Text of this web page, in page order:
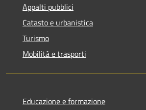
Appalti pubblici
Catasto e urbanistica
Turismo
Mobilità e trasporti
Educazione e formazione